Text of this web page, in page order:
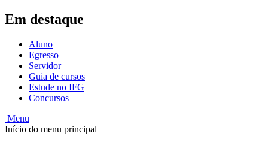
Em destaque
Aluno
Egresso
Servidor
Guia de cursos
Estude no IFG
Concursos
Menu
Início do menu principal